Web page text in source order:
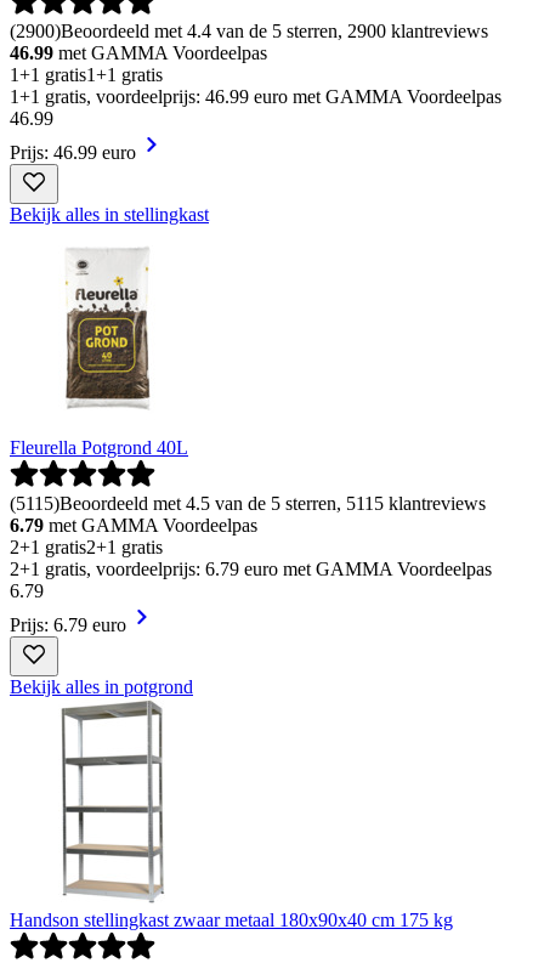
(2900)Beoordeeld met 4.4 van de 5 sterren, 2900 klantreviews
46.99 met GAMMA Voordeelpas
1+1 gratis1+1 gratis
1+1 gratis, voordeelprijs: 46.99 euro met GAMMA Voordeelpas
46.99
Prijs: 46.99 euro
Bekijk alles in stellingkast
Fleurella Potgrond 40L
(5115)Beoordeeld met 4.5 van de 5 sterren, 5115 klantreviews
6.79 met GAMMA Voordeelpas
2+1 gratis2+1 gratis
2+1 gratis, voordeelprijs: 6.79 euro met GAMMA Voordeelpas
6.79
Prijs: 6.79 euro
Bekijk alles in potgrond
Handson stellingkast zwaar metaal 180x90x40 cm 175 kg